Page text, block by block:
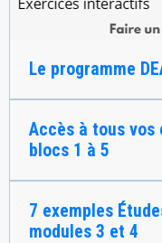
Le programme
Accès à tous vos
blocs 1 à 5
7 exemples
modules 3 et 4